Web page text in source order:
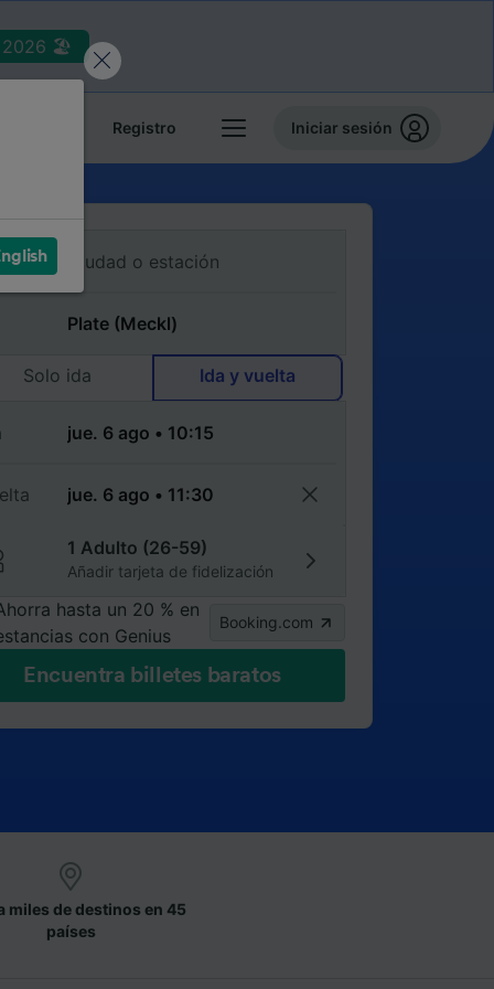
2026 🏖️
Registro Iniciar sesión
Solo ida Ida y vuelta
1 Adulto (26-59)
Añadir tarjeta de fidelización
hasta un 20 % en
con Genius
Booking.com
Encuentra billetes baratos
miles de destinos en 45
países